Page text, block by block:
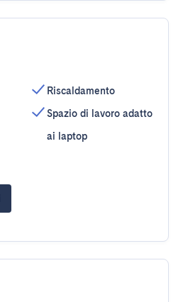
Riscaldamento
Spazio di lavoro adatto
ai laptop